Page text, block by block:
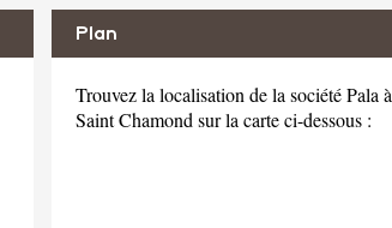
Plan
Trouvez la localisation de la société Pala à
Saint Chamond sur la carte ci-dessous :